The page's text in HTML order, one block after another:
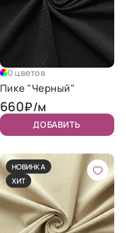
0 цветов
Пике "Черный"
660₽/м
ДОБАВИТЬ
НОВИНКА
ХИТ